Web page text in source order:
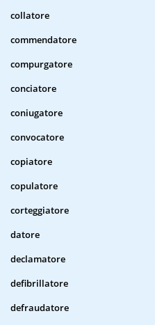
collatore
commendatore
compurgatore
conciatore
coniugatore
convocatore
copiatore
copulatore
corteggiatore
datore
declamatore
defibrillatore
defraudatore